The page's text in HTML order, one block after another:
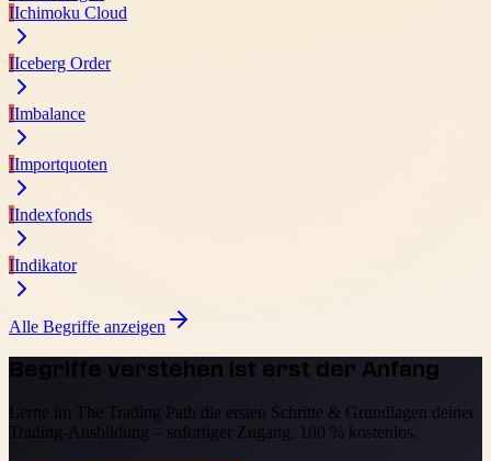
IIchimoku Cloud
IIceberg Order
IImbalance
IImportquoten
IIndexfonds
IIndikator
Alle Begriffe anzeigen
Begriffe verstehen ist erst der Anfang
Lerne im The Trading Path die ersten Schritte & Grundlagen deiner
Trading-Ausbildung – sofortiger Zugang, 100 % kostenlos.